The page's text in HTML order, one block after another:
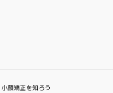
小顔矯正を知ろう